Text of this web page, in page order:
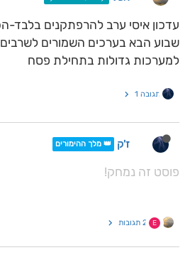
עדכון איסי ערב להרפתקנים בלבד-
שבוע הבא בערכים השמורים
למערכות גדולות בתחילת פסח
תגובה 1
ז'ק 👑 מלך ההימורים
פוסט זה נמחק!
E 2 תגובות